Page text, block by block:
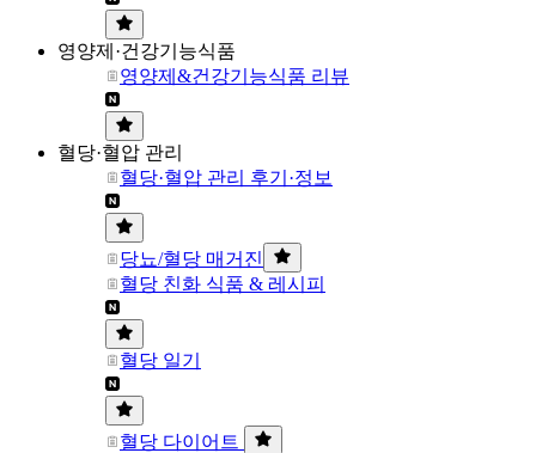
영양제·건강기능식품
영양제&건강기능식품 리뷰
혈당·혈압 관리
혈당·혈압 관리 후기·정보
당뇨/혈당 매거진
혈당 친화 식품 & 레시피
혈당 일기
혈당 다이어트